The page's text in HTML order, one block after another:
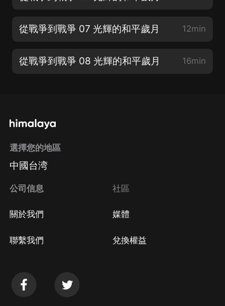
從戰爭到戰爭 07 光輝的和平歲月 12min
從戰爭到戰爭 08 光輝的和平歲月 16min
選擇您的地區
中國台湾
公司信息
關於我們
聯繫我們
社區
媒體
兌換權益